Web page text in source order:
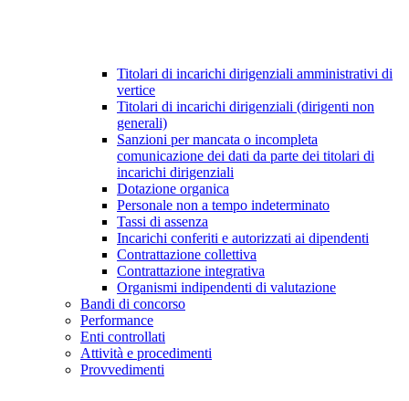
Titolari di incarichi dirigenziali amministrativi di
vertice
Titolari di incarichi dirigenziali (dirigenti non
generali)
Sanzioni per mancata o incompleta
comunicazione dei dati da parte dei titolari di
incarichi dirigenziali
Dotazione organica
Personale non a tempo indeterminato
Tassi di assenza
Incarichi conferiti e autorizzati ai dipendenti
Contrattazione collettiva
Contrattazione integrativa
Organismi indipendenti di valutazione
Bandi di concorso
Performance
Enti controllati
Attività e procedimenti
Provvedimenti